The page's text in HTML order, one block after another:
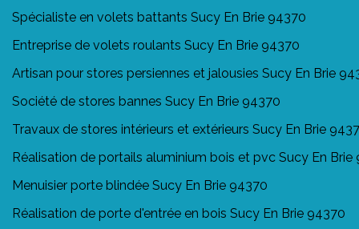
Spécialiste en volets battants Sucy En Brie 94370
Entreprise de volets roulants Sucy En Brie 94370
Artisan pour stores persiennes et jalousies Sucy En Brie
Société de stores bannes Sucy En Brie 94370
Travaux de stores intérieurs et extérieurs Sucy En Brie
Réalisation de portails aluminium bois et pvc Sucy En Brie
Menuisier porte blindée Sucy En Brie 94370
Réalisation de porte d'entrée en bois Sucy En Brie 94370